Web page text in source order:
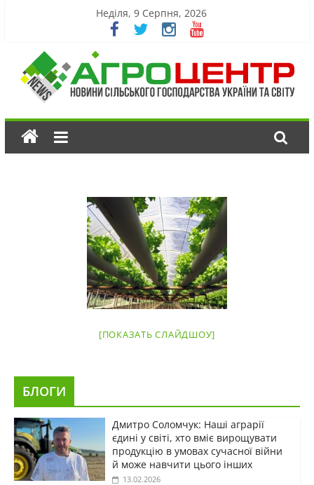
Неділя, 9 Серпня, 2026
[ПОКАЗАТЬ СЛАЙДШОУ]
БЛОГИ
Дмитро Соломчук: Наші аграрії
єдині у світі, хто вміє вирощувати
продукцію в умовах сучасної війни
й може навчити цього інших
13.02.2026